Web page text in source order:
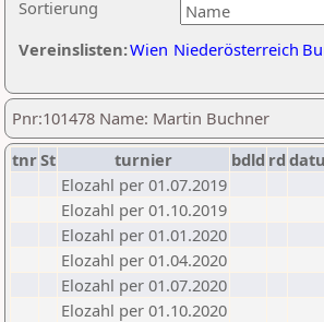
Sortierung
Vereinslisten:Wien Niederösterreich
Pnr:101478 Name: Martin Buchner
tnrSt turnier bdld rd
Elozahl per 01.07.2019
Elozahl per 01.10.2019
Elozahl per 01.01.2020
Elozahl per 01.04.2020
Elozahl per 01.07.2020
Elozahl per 01.10.2020